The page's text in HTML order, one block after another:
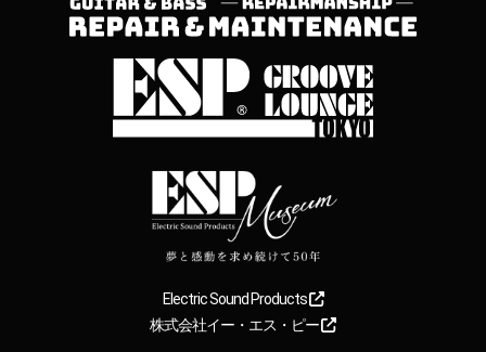
Electric Sound Products
株式会社イー・エス・ピー